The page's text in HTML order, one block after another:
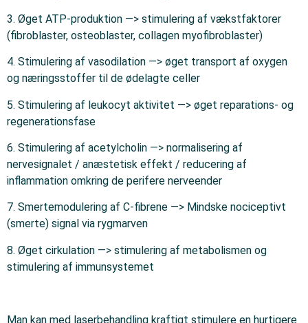
3. Øget ATP-produktion —> stimulering af vækstfaktorer
(fibroblaster, osteoblaster, collagen myofibroblaster)
4. Stimulering af vasodilation —> øget transport af oxygen
og næringsstoffer til de ødelagte celler
5. Stimulering af leukocyt aktivitet —> øget reparations- og
regenerationsfase
6. Stimulering af acetylcholin —> normalisering af
nervesignalet / anæstetisk effekt / reducering af
inflammation omkring de perifere nerveender
7. Smertemodulering af C-fibrene —> Mindske nociceptivt
(smerte) signal via rygmarven
8. Øget cirkulation —> stimulering af metabolismen og
stimulering af immunsystemet
Man kan med laserbehandling kraftigt stimulere en hurtigere